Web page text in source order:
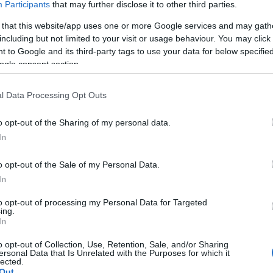
Participants that may further disclose it to other third parties.
that this website/app uses one or more Google services and may
but not limited to your visit or usage behaviour. You may
to Google and its third-party tags to use your data for below
consent section.
Data Processing Opt Outs
opt-out of the Sharing of my personal data.
opt-out of the Sale of my Personal Data.
opt-out of processing my Personal Data for Targeted
opt-out of Collection, Use, Retention, Sale, and/or Sharing
Data that Is Unrelated with the Purposes for which it
munkanapokon 7.30 és 16.00 óra között.
Vadgasztronómiai Fesztivál főzőverseny